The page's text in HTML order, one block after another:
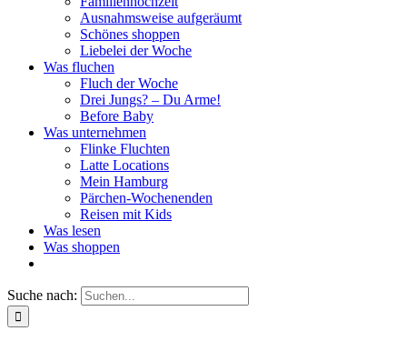
Ausnahmsweise aufgeräumt
Schönes shoppen
Liebelei der Woche
Was fluchen
Fluch der Woche
Drei Jungs? – Du Arme!
Before Baby
Was unternehmen
Flinke Fluchten
Latte Locations
Mein Hamburg
Pärchen-Wochenenden
Reisen mit Kids
Was lesen
Was shoppen
Suche nach: